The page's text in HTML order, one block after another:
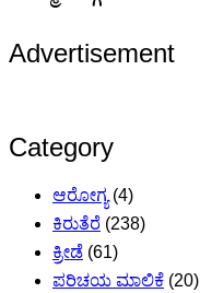
Advertisement
Category
ಆರೋಗ್ಯ(4)
ಕಿರುತೆರೆ (238)
ಕ್ರೀಡೆ (61)
ಪರಿಚಯ ಮಾಲಿಕೆ (20)